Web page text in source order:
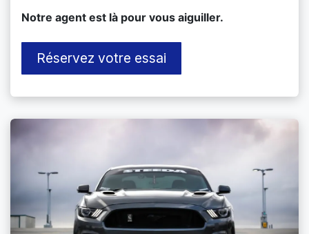
​Notre agent est là pour vous aiguiller.
Réservez votre essai